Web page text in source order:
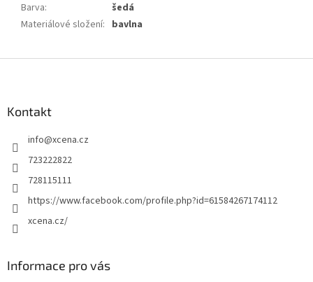
Barva:
šedá
Materiálové složení: bavlna
Kontakt
info@xcena.cz
723222822
728115111
https://www.facebook.com/profile.php?id=61584267174112
xcena.cz/
Informace pro vás